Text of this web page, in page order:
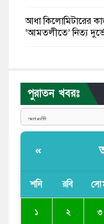
আধা কিলোমিটারের
‘আমতলীতে’ নিত্য
পুলিশকে পিটিয়ে
এনসিপি নেতা
সরকার
সজীব ওয়াজেদ জয়
পুরাতন খবরঃ
«
শনি রবি
১ ২ ৩